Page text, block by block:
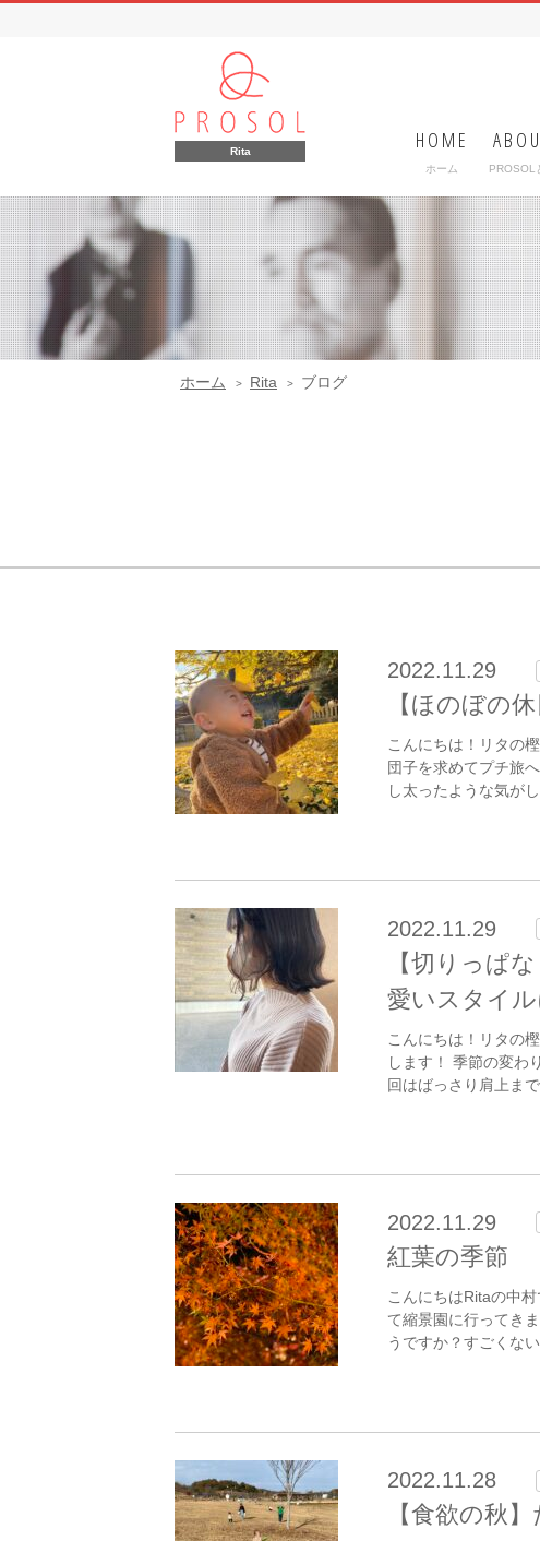
Rita HOME
ホーム PROSOL
ホーム Rita ブログ
2022.11.29
【ほのぼの
こんにちは！リタの
団子を求めてプチ旅
し太ったような気が
2022.11.29
【切りっぱ
愛いスタイル
こんにちは！リタの
します！ 季節の変わ
回はばっさり肩上ま
2022.11.29
紅葉の季節
こんにちはRitaの中
て縮景園に行ってき
うですか？すごくな
2022.11.28
【食欲の秋